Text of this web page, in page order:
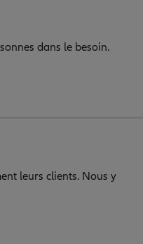
dans le besoin.
leurs clients. Nous y